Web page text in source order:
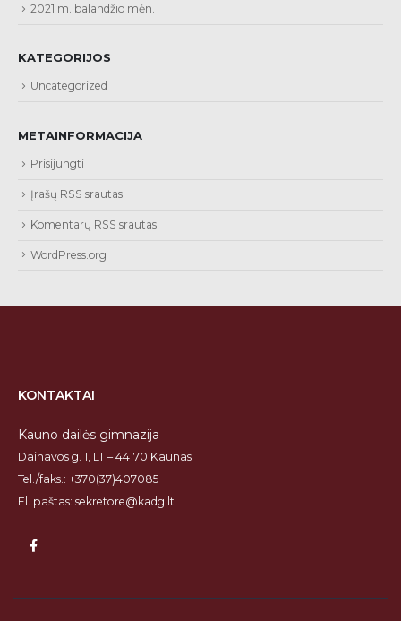
2021 m. balandžio mėn.
KATEGORIJOS
Uncategorized
METAINFORMACIJA
Prisijungti
Įrašų RSS srautas
Komentarų RSS srautas
WordPress.org
KONTAKTAI
Kauno dailės gimnazija
Dainavos g. 1, LT – 44170 Kaunas
Tel./faks.: +370(37)407085
El. paštas: sekretore@kadg.lt